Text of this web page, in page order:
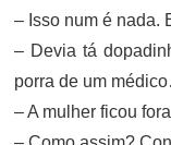
– Isso num é nada.
– Devia tá
porra de um
– A mulher ficou